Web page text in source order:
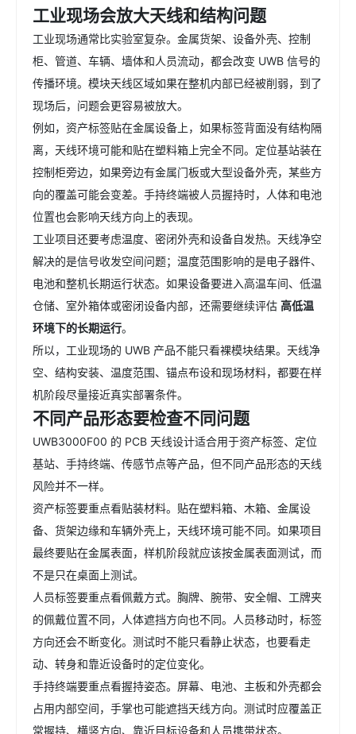
工业现场会放大天线和结构问题
工业现场通常比实验室复杂。金属货架、设备外壳、控制
柜、管道、车辆、墙体和人员流动，都会改变 UWB 信号的
传播环境。模块天线区域如果在整机内部已经被削弱，到了
现场后，问题会更容易被放大。
例如，资产标签贴在金属设备上，如果标签背面没有结构隔
离，天线环境可能和贴在塑料箱上完全不同。定位基站装在
控制柜旁边，如果旁边有金属门板或大型设备外壳，某些方
向的覆盖可能会变差。手持终端被人员握持时，人体和电池
位置也会影响天线方向上的表现。
工业项目还要考虑温度、密闭外壳和设备自发热。天线净空
解决的是信号收发空间问题；温度范围影响的是电子器件、
电池和整机长期运行状态。如果设备要进入高温车间、低温
仓储、室外箱体或密闭设备内部，还需要继续评估 高低温
环境下的长期运行。
所以，工业现场的 UWB 产品不能只看裸模块结果。天线净
空、结构安装、温度范围、锚点布设和现场材料，都要在样
机阶段尽量接近真实部署条件。
不同产品形态要检查不同问题
UWB3000F00 的 PCB 天线设计适合用于资产标签、定位
基站、手持终端、传感节点等产品，但不同产品形态的天线
风险并不一样。
资产标签要重点看贴装材料。贴在塑料箱、木箱、金属设
备、货架边缘和车辆外壳上，天线环境可能不同。如果项目
最终要贴在金属表面，样机阶段就应该按金属表面测试，而
不是只在桌面上测试。
人员标签要重点看佩戴方式。胸牌、腕带、安全帽、工牌夹
的佩戴位置不同，人体遮挡方向也不同。人员移动时，标签
方向还会不断变化。测试时不能只看静止状态，也要看走
动、转身和靠近设备时的定位变化。
手持终端要重点看握持姿态。屏幕、电池、主板和外壳都会
占用内部空间，手掌也可能遮挡天线方向。测试时应覆盖正
常握持、横竖方向、靠近目标设备和人员携带状态。